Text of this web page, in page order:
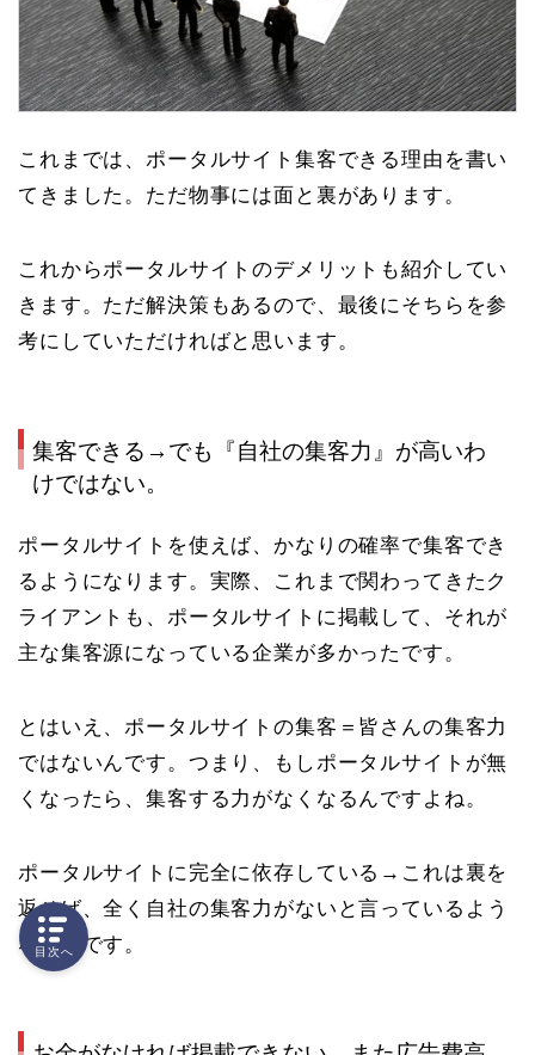
これまでは、ポータルサイト集客できる理由を書い
てきました。ただ物事には面と裏があります。
これからポータルサイトのデメリットも紹介してい
きます。ただ解決策もあるので、最後にそちらを参
考にしていただければと思います。
集客できる→でも『自社の集客力』が高いわ
けではない。
ポータルサイトを使えば、かなりの確率で集客でき
るようになります。実際、これまで関わってきたク
ライアントも、ポータルサイトに掲載して、それが
主な集客源になっている企業が多かったです。
とはいえ、 ポータルサイトの集客＝皆さんの集客力
ではないんです 。つまり、もしポータルサイトが無
くなったら、集客する力がなくなるんですよね。
ポータルサイトに完全に依存している→これは裏を
返せば、全く自社の集客力がない と言っているよう
なものです。
目次へ